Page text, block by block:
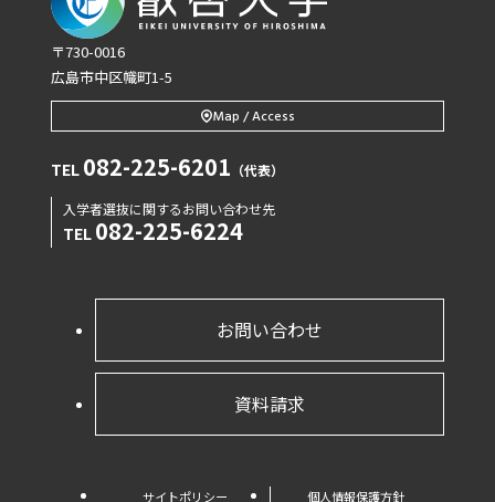
〒730-0016
広島市中区幟町1-5
Map / Access
TEL 082-225-6201 （代表）
入学者選抜に関するお問い合わせ先
TEL 082-225-6224
お問い合わせ
資料請求
サイトポリシー 個人情報保護方針